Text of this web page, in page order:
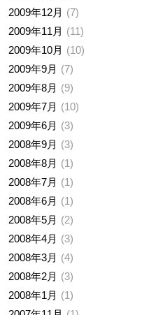
2009年12月
7
2009年11月
11
2009年10月
10
2009年9月
7
2009年8月
9
2009年7月
10
2009年6月
3
2008年9月
3
2008年8月
1
2008年7月
1
2008年6月
1
2008年5月
2
2008年4月
3
2008年3月
4
2008年2月
3
2008年1月
1